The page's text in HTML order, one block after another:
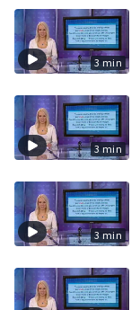
3 min
3 min
3 min